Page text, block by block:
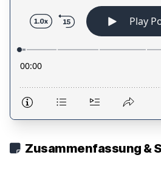
Zusammenfassung &